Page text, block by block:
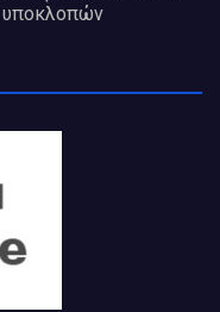
υποκλοπών